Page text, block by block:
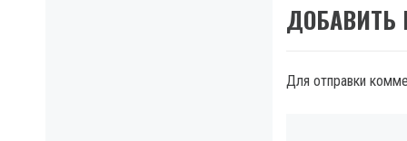
ДОБАВИТЬ
Для отправки